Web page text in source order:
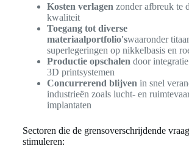
Kosten verlagen zonder afbreuk te
kwaliteit
Toegang tot diverse
materiaalportfolio'swaaronder
superlegeringen op nikkelbasis en
Productie opschalen door
3D printsystemen
Concurrerend blijven in snel
industrieën zoals lucht- en
implantaten
Sectoren die de grensoverschrijdende
stimuleren: